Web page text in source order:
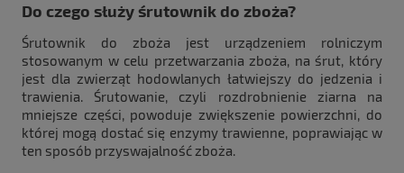
Do czego służy śrutownik do zboża?
Śrutownik do zboża jest urządzeniem rolniczym
stosowanym w celu przetwarzania zboża, na śrut, który
jest dla zwierząt hodowlanych łatwiejszy do jedzenia i
trawienia. Śrutowanie, czyli rozdrobnienie ziarna na
mniejsze części, powoduje zwiększenie powierzchni, do
której mogą dostać się enzymy trawienne, poprawiając w
ten sposób przyswajalność zboża.